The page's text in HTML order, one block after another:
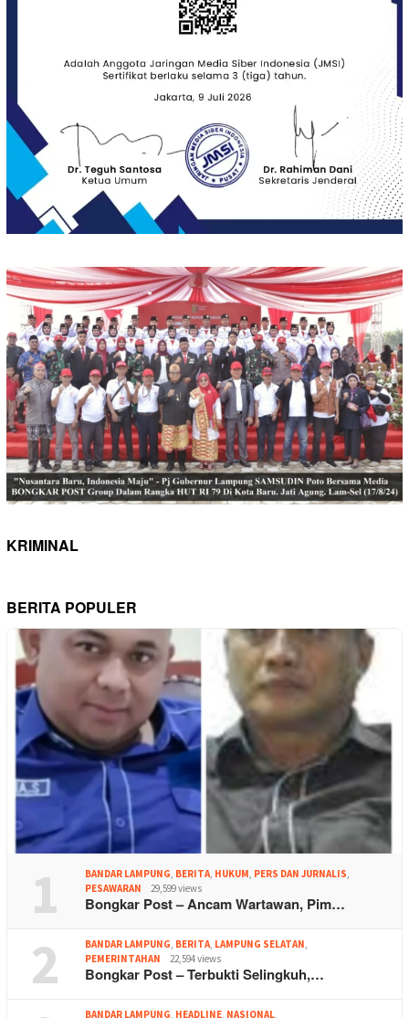
KRIMINAL
BERITA POPULER
1 BANDAR LAMPUNG, BERITA, HUKUM, PERS DAN JURNALIS,
PESAWARAN
29,599 views
Bongkar Post – Ancam Wartawan, Pim…
2 BANDAR LAMPUNG, BERITA, LAMPUNG SELATAN,
PEMERINTAHAN
22,594 views
Bongkar Post – Terbukti Selingkuh,…
BANDAR LAMPUNG, HEADLINE, NASIONAL,